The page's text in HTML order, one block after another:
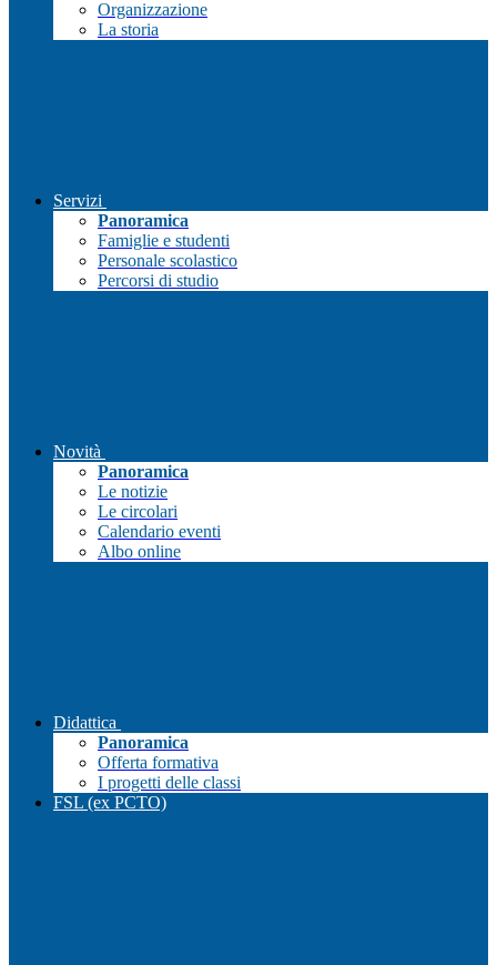
Organizzazione
La storia
Servizi
Panoramica
Famiglie e studenti
Personale scolastico
Percorsi di studio
Novità
Panoramica
Le notizie
Le circolari
Calendario eventi
Albo online
Didattica
Panoramica
Offerta formativa
I progetti delle classi
FSL (ex PCTO)